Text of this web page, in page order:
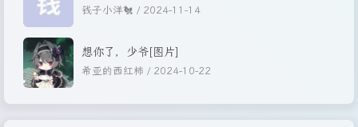
钱子小洋🐔 / 2024-11-14
想你了，少爷[图片]
希亚的西红柿 / 2024-10-22